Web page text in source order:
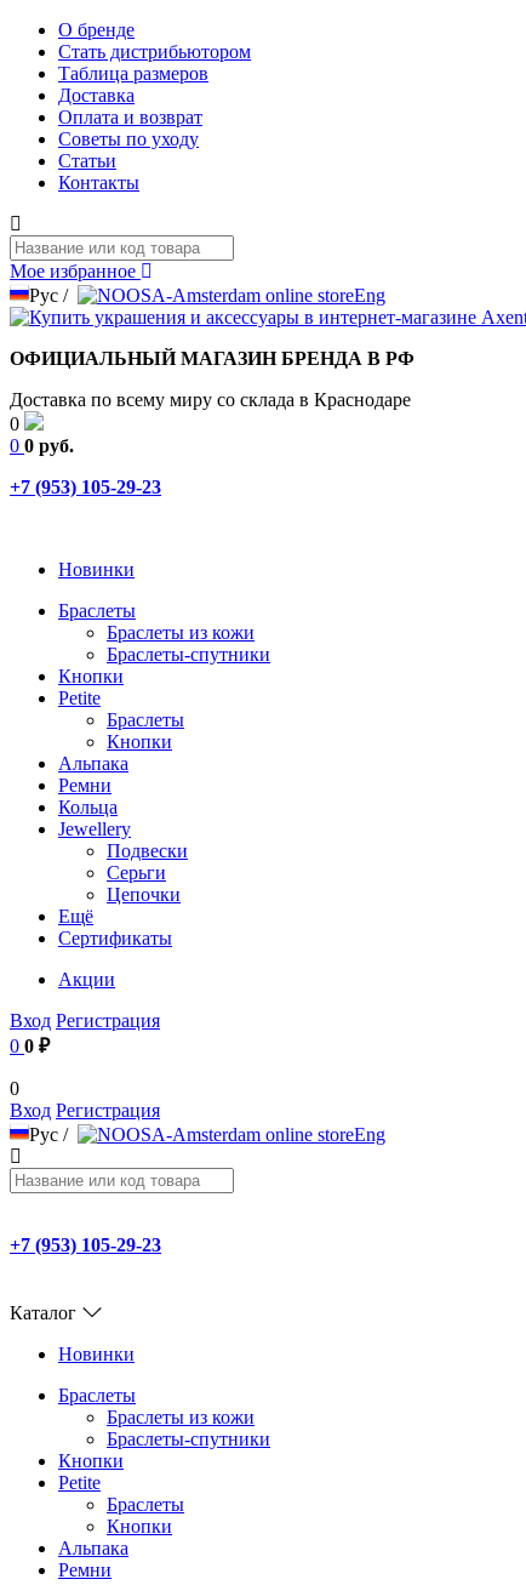
О бренде
Стать дистрибьютором
Таблица размеров
Доставка
Оплата и возврат
Советы по уходу
Статьи
Контакты
Мое избранное
Рус / Eng
ОФИЦИАЛЬНЫЙ МАГАЗИН БРЕНДА В РФ
Доставка по всему миру со склада в Краснодаре
0
0 0 руб.
+7 (953) 105-29-23
Новинки
Браслеты
Браслеты из кожи
Браслеты-спутники
Кнопки
Petite
Браслеты
Кнопки
Альпака
Ремни
Кольца
Jewellery
Подвески
Серьги
Цепочки
Ещё
Сертификаты
Акции
Вход Регистрация
0 0 ₽
0
Вход Регистрация
Рус / Eng
+7 (953) 105-29-23
Каталог
Новинки
Браслеты
Браслеты из кожи
Браслеты-спутники
Кнопки
Petite
Браслеты
Кнопки
Альпака
Ремни